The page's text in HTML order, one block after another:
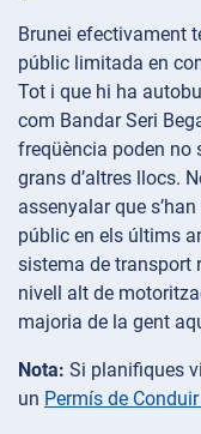
Brunei efectivament
públic limitada en
Tot i que hi ha
com Bandar Seri
freqüència poden no
grans d’altres llocs.
assenyalar que
públic en els últims
sistema de transport
nivell alt de
majoria de la gent
Nota: Si planifiques
un Permís de